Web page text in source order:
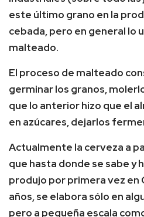
este último grano en la
cebada, pero en general lo
malteado.
El proceso de malteado
germinar los granos,
que lo anterior hizo que el
en azúcares, dejarlos
Actualmente la cerveza a
que hasta donde se sabe y
produjo por primera vez en
años, se elabora sólo en
pero a pequeña escala